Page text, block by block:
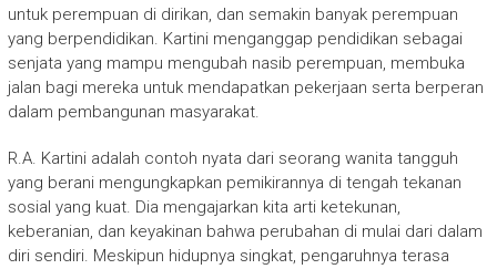
untuk perempuan di dirikan, dan semakin banyak perempuan
yang berpendidikan. Kartini menganggap pendidikan sebagai
senjata yang mampu mengubah nasib perempuan, membuka
jalan bagi mereka untuk mendapatkan pekerjaan serta berperan
dalam pembangunan masyarakat.
R.A. Kartini adalah contoh nyata dari seorang wanita tangguh
yang berani mengungkapkan pemikirannya di tengah tekanan
sosial yang kuat. Dia mengajarkan kita arti ketekunan,
keberanian, dan keyakinan bahwa perubahan di mulai dari dalam
diri sendiri. Meskipun hidupnya singkat, pengaruhnya terasa